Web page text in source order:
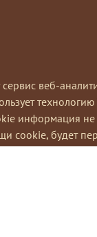
сервис веб-
информация не
cookie, будет
для оценки
отказаться от
general/opt-